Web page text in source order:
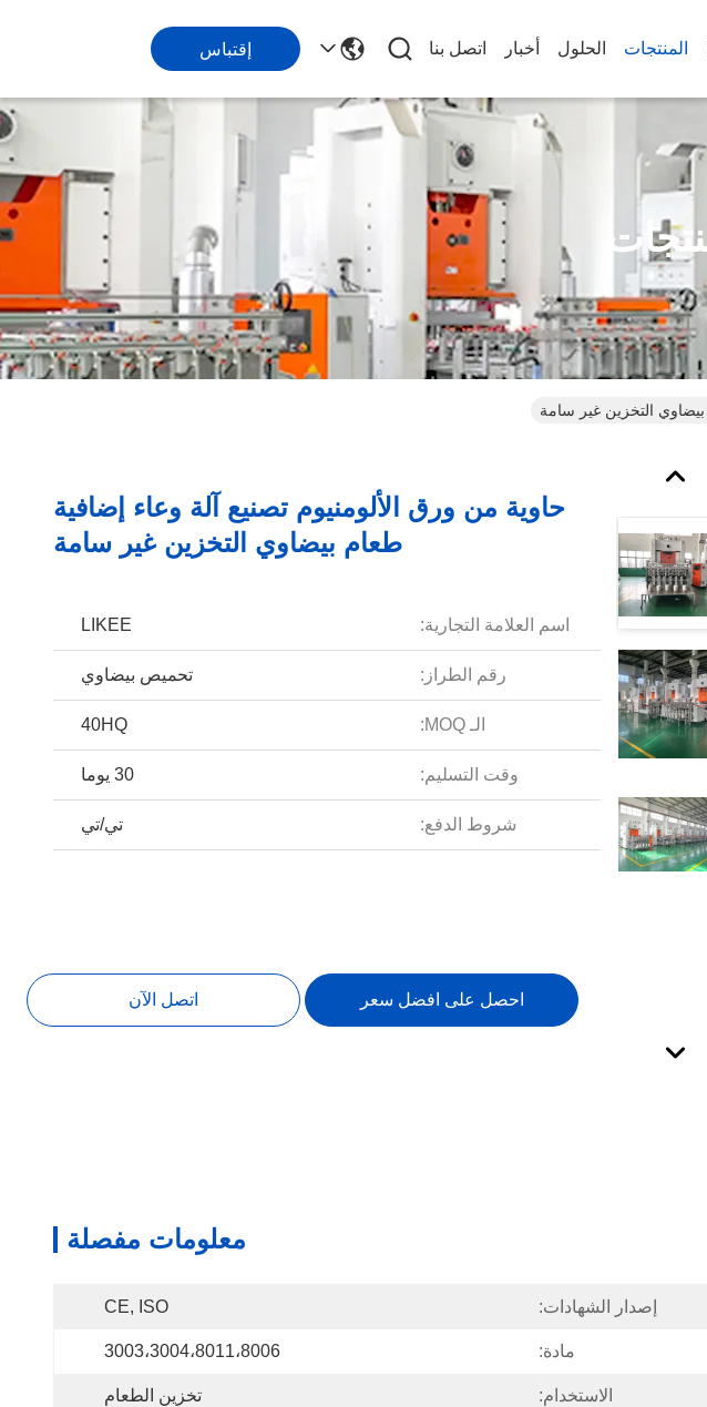
المنتجات الحلول أخبار اتصل بنا إقتباس
التخزين غير سامة
حاوية من ورق الألومنيوم تصنيع آلة وعاء إضافية
طعام بيضاوي التخزين غير سامة
اسم العلامة التجارية: LIKEE
رقم الطراز: تحميص بيضاوي
الـ MOQ: 40HQ
وقت التسليم: 30 يوما
شروط الدفع: تي/تي
احصل على افضل سعر اتصل الآن
معلومات مفصلة
إصدار الشهادات: CE, ISO
مادة: 3003،3004،8011،8006
الاستخدام: تخزين الطعام